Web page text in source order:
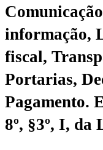
informação,
fiscal,
Portarias,
Pagamento.
8º, §3º, I, da